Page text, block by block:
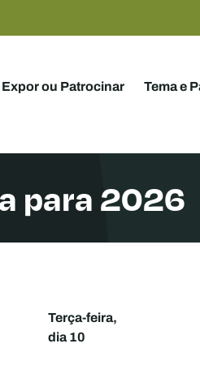
Expor ou Patrocinar Tema e
para 2026
Terça-feira,
dia 10